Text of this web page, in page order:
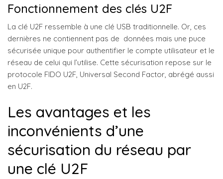
Fonctionnement des clés U2F
La clé U2F ressemble à une clé USB traditionnelle. Or, ces
dernières ne contiennent pas de données mais une puce
sécurisée unique pour authentifier le compte utilisateur et le
réseau de celui qui l’utilise. Cette sécurisation repose sur le
protocole FIDO U2F, Universal Second Factor, abrégé aussi
en U2F.
Les avantages et les
inconvénients d’une
sécurisation du réseau par
une clé U2F